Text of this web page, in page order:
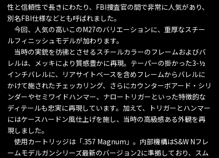
性と信頼性で長きにわたり、FBI捜査官の間で非常に人気があり、
別名FBI仕様などとも呼ばれました。
今回、人気の高いこのM27のバリエーションに、重厚なスチー
ルフィニッシュモデルが加わります。
当時の実銃を彷彿とさせるスチールカラーのフレームおよびバ
レルは、メッキにより質感豊かに再現。テーパーの掛かった3-½
インチバレルに、リアサイトベースを含めフレームからバレルに
かけて施されたチェッカリング、さらにカウンターボアード・シリ
ンダーやセミワイドハンマー、ナロートリガーといった特徴的な
ディテールも忠実に再現しています。加えて、トリガーとハンマー
にはケースハードン風仕上げを施し、当時の高級感ある外観を再
現しました。
使用カートリッジは「.357 Magnum」。内部機構はS&W Nフレ
ームモデルガンシリーズ最新のバージョン2に準拠しており、スム